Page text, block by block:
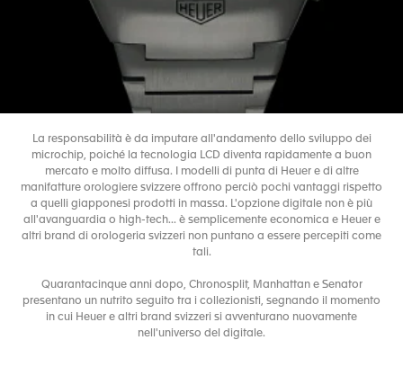
La responsabilità è da imputare all'andamento dello sviluppo dei
microchip, poiché la tecnologia LCD diventa rapidamente a buon
mercato e molto diffusa. I modelli di punta di Heuer e di altre
manifatture orologiere svizzere offrono perciò pochi vantaggi rispetto
a quelli giapponesi prodotti in massa. L'opzione digitale non è più
all'avanguardia o high-tech... è semplicemente economica e Heuer e
altri brand di orologeria svizzeri non puntano a essere percepiti come
tali.
Quarantacinque anni dopo, Chronosplit, Manhattan e Senator
presentano un nutrito seguito tra i collezionisti, segnando il momento
in cui Heuer e altri brand svizzeri si avventurano nuovamente
nell'universo del digitale.